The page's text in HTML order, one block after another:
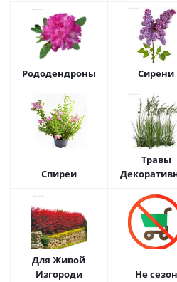
Рододендроны Сирени
Спиреи
Травы
Для Живой
Изгороди
Не сезон